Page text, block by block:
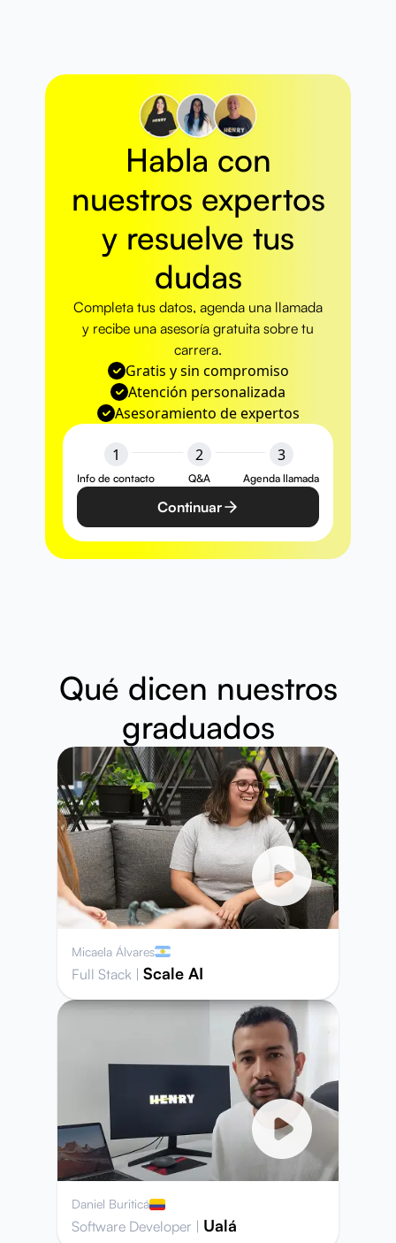
Habla con
nuestros expertos
y resuelve tus
dudas
Completa tus datos, agenda una llamada
y recibe una asesoría gratuita sobre tu
carrera.
1
Info de contacto
2
Q&A
3
Agenda llamada
Continuar
Gratis y sin compromiso
Atención personalizada
Asesoramiento de expertos
Qué dicen nuestros
graduados
Micaela Álvares
Full Stack | Scale AI
Daniel Buriticá
Software Developer | Ualá